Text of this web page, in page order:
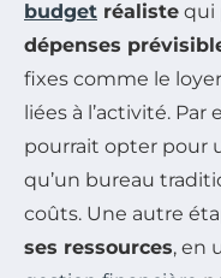
budget réaliste qui
dépenses
fixes comme le
liées à l’activité.
pourrait opter pour
qu’un bureau
coûts. Une autre
ses ressources, en